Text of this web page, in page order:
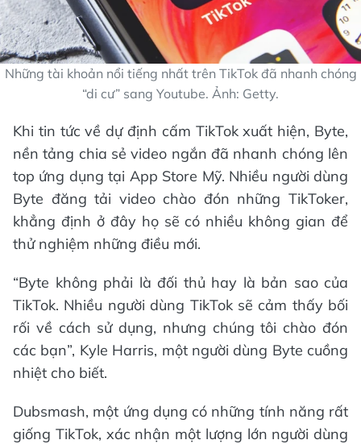
Những tài khoản nổi tiếng nhất trên TikTok đã nhanh chóng
“di cư” sang Youtube. Ảnh: Getty.
Khi tin tức về dự định cấm TikTok xuất hiện, Byte,
nền tảng chia sẻ video ngắn đã nhanh chóng lên
top ứng dụng tại App Store Mỹ. Nhiều người dùng
Byte đăng tải video chào đón những TikToker,
khẳng định ở đây họ sẽ có nhiều không gian để
thử nghiệm những điều mới.
“Byte không phải là đối thủ hay là bản sao của
TikTok. Nhiều người dùng TikTok sẽ cảm thấy bối
rối về cách sử dụng, nhưng chúng tôi chào đón
các bạn”, Kyle Harris, một người dùng Byte cuồng
nhiệt cho biết.
Dubsmash, một ứng dụng có những tính năng rất
giống TikTok, xác nhận một lượng lớn người dùng